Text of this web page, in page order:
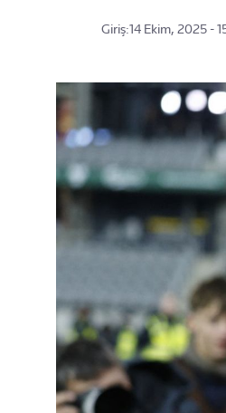
Giriş:14 Ekim, 2025 -